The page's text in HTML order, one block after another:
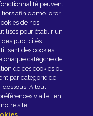
club
peuvent
afin d’améliorer
de nos
pour établir un
des publicités
des cookies
chaque catégorie de
de ces cookies ou
par catégorie de
À tout
via le lien
site.